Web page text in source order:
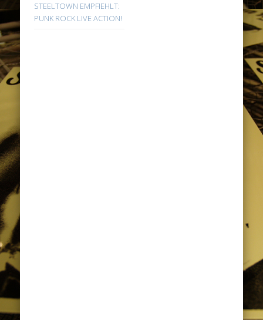
STEELTOWN EMPFIEHLT:
PUNK ROCK LIVE ACTION!